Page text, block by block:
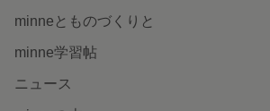
minneとものづくりと
minne学習帖
ニュース